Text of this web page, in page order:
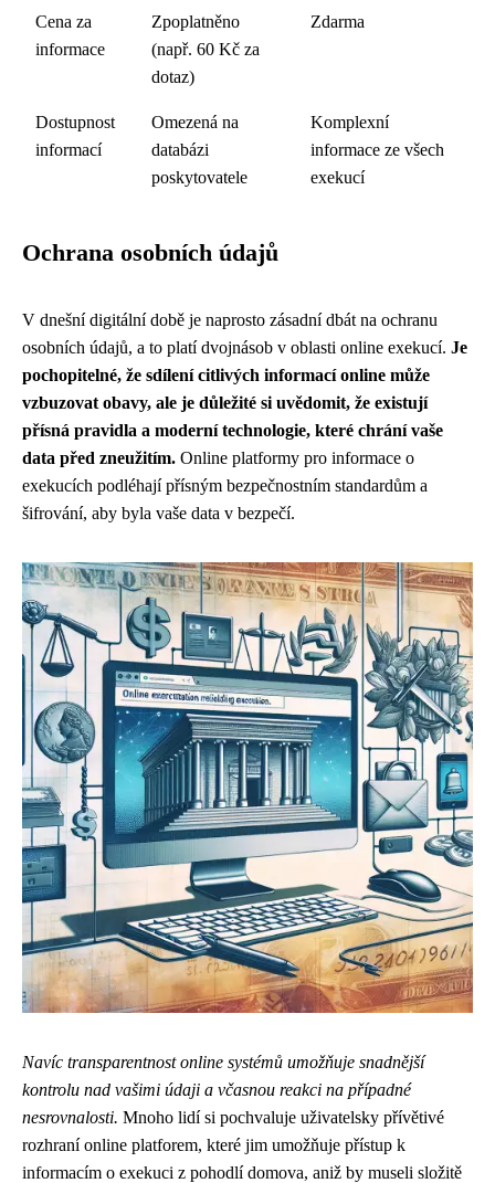
Cena za
informace
Zpoplatněno
(např. 60 Kč za
dotaz)
Zdarma
Dostupnost
informací
Omezená na
databázi
poskytovatele
Komplexní
informace ze všech
exekucí
Ochrana osobních údajů
V dnešní digitální době je naprosto zásadní dbát na ochranu
osobních údajů, a to platí dvojnásob v oblasti online exekucí. Je
pochopitelné, že sdílení citlivých informací online může
vzbuzovat obavy, ale je důležité si uvědomit, že existují
přísná pravidla a moderní technologie, které chrání vaše
data před zneužitím. Online platformy pro informace o
exekucích podléhají přísným bezpečnostním standardům a
šifrování, aby byla vaše data v bezpečí.
Navíc transparentnost online systémů umožňuje snadnější
kontrolu nad vašimi údaji a včasnou reakci na případné
nesrovnalosti. Mnoho lidí si pochvaluje uživatelsky přívětivé
rozhraní online platforem, které jim umožňuje přístup k
informacím o exekuci z pohodlí domova, aniž by museli složitě